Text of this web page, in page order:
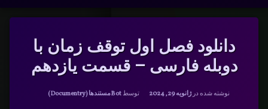
دانلود فصل اول توقف زمان با
دوبله فارسی – قسمت یازدهم
نوشته شده درژانویه 29, 2024 توسطBotدسته بندی ها:
مستندها (Documentry)